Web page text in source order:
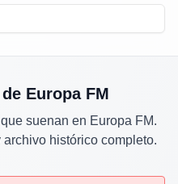
Europa FM
suenan en Europa FM.
histórico completo.